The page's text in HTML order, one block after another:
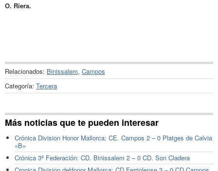
O. Riera.
Relacionados: Binissalem, Campos
Categoría: Tercera
Más noticias que te pueden interesar
Crónica Division Honor Mallorca: CE. Campos 2 – 0 Platges de Calvia
«B»
Crónica 3ª Federación: CD. Binissalem 2 – 0 CD. Son Cladera